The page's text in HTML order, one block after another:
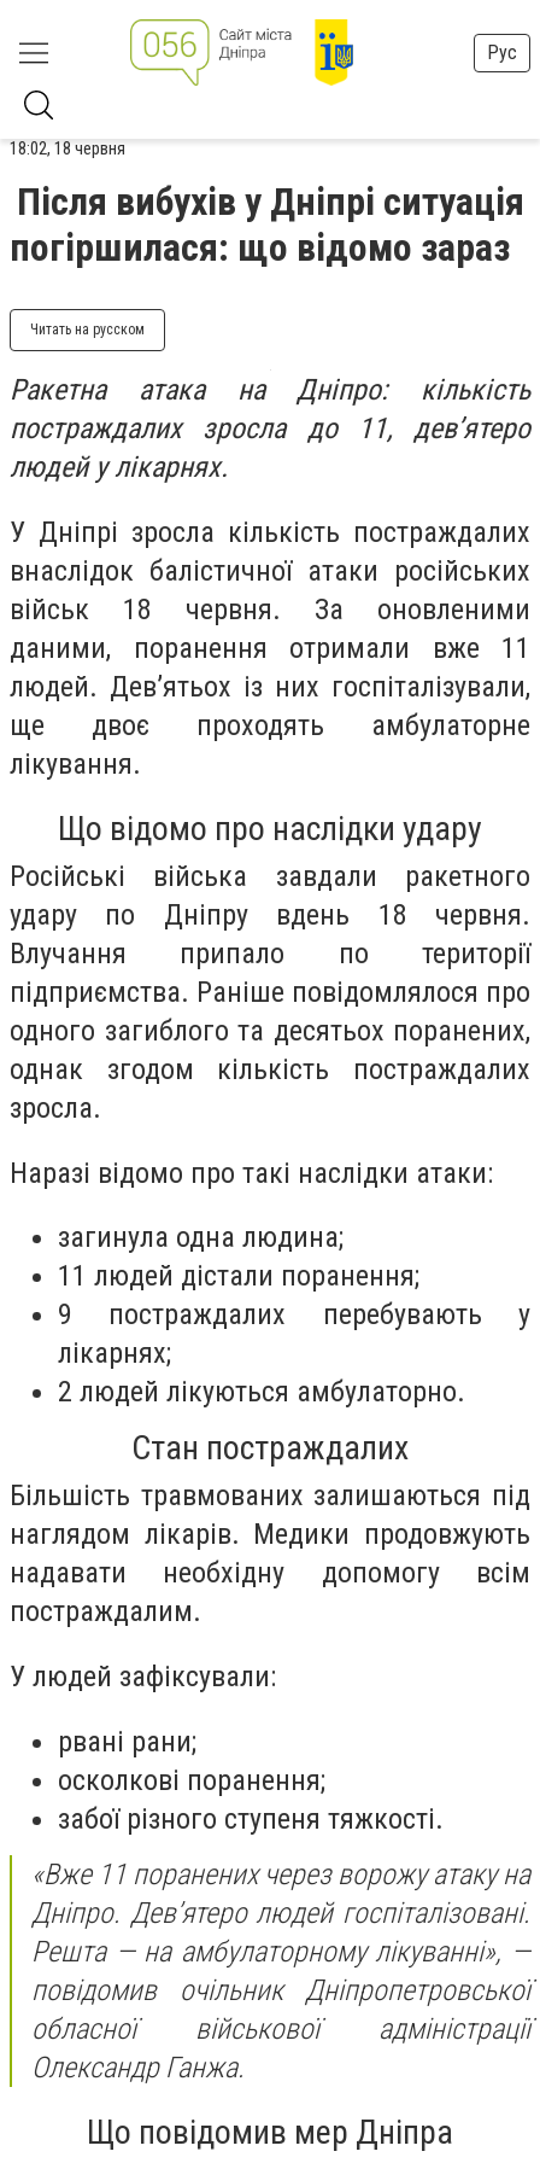
Рус
18:02, 18 червня
Після вибухів у Дніпрі ситуація
погіршилася: що відомо зараз
Читать на русском
Ракетна атака на Дніпро: кількість
постраждалих зросла до 11, дев’ятеро
людей у лікарнях.
У Дніпрі зросла кількість постраждалих
внаслідок балістичної атаки російських
військ 18 червня. За оновленими
даними, поранення отримали вже 11
людей. Дев’ятьох із них госпіталізували,
ще двоє проходять амбулаторне
лікування.
Що відомо про наслідки удару
Російські війська завдали ракетного
удару по Дніпру вдень 18 червня.
Влучання припало по території
підприємства. Раніше повідомлялося про
одного загиблого та десятьох поранених,
однак згодом кількість постраждалих
зросла.
Наразі відомо про такі наслідки атаки:
загинула одна людина;
11 людей дістали поранення;
9 постраждалих перебувають у
лікарнях;
2 людей лікуються амбулаторно.
Стан постраждалих
Більшість травмованих залишаються під
наглядом лікарів. Медики продовжують
надавати необхідну допомогу всім
постраждалим.
У людей зафіксували:
рвані рани;
осколкові поранення;
забої різного ступеня тяжкості.
«Вже 11 поранених через ворожу атаку на
Дніпро. Дев’ятеро людей госпіталізовані.
Решта — на амбулаторному лікуванні», —
повідомив очільник Дніпропетровської
обласної військової адміністрації
Олександр Ганжа.
Що повідомив мер Дніпра